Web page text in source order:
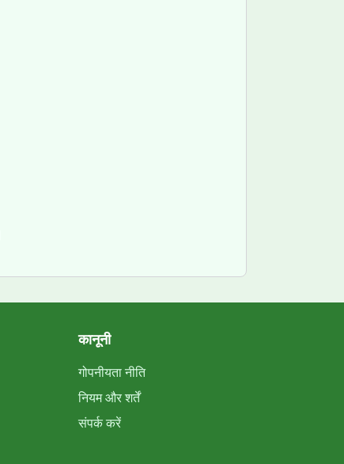
कानूनी
गोपनीयता नीति
नियम और शर्तें
संपर्क करें